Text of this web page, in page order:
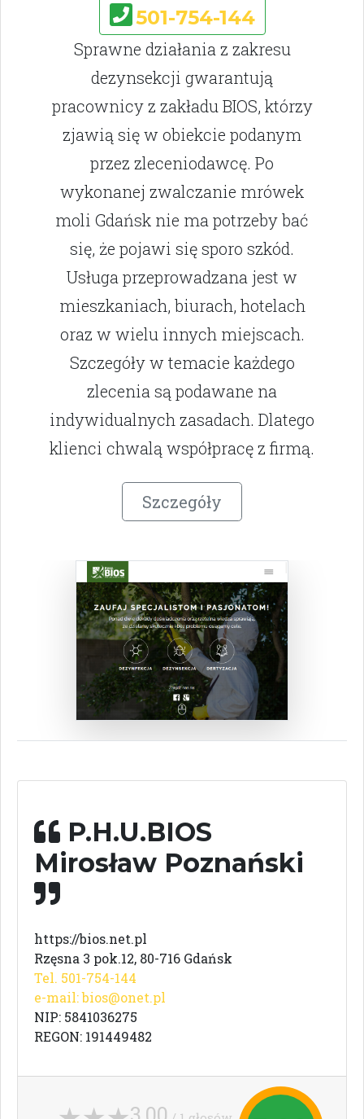
501-754-144
Sprawne działania z zakresu
dezynsekcji gwarantują
pracownicy z zakładu BIOS, którzy
zjawią się w obiekcie podanym
przez zleceniodawcę. Po
wykonanej zwalczanie mrówek
moli Gdańsk nie ma potrzeby bać
się, że pojawi się sporo szkód.
Usługa przeprowadzana jest w
mieszkaniach, biurach, hotelach
oraz w wielu innych miejscach.
Szczegóły w temacie każdego
zlecenia są podawane na
indywidualnych zasadach. Dlatego
klienci chwalą współpracę z firmą.
Szczegóły
P.H.U.BIOS
Mirosław Poznański
https://bios.net.pl
Rzęsna 3 pok.12, 80-716 Gdańsk
Tel. 501-754-144
e-mail:bios@onet.pl
NIP: 5841036275
REGON: 191449482